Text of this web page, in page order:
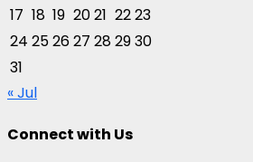
17 18 19 2021 2223
24 252627 282930
31
« Jul
Connect with Us